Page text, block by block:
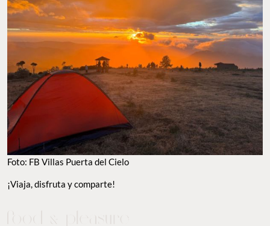
Foto: FB Villas Puerta del Cielo
¡Viaja, disfruta y comparte!